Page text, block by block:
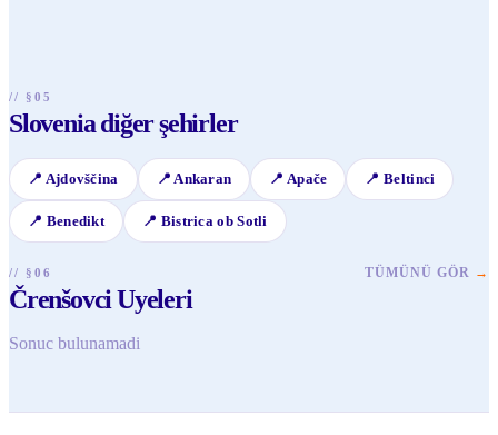
// §05
Slovenia diğer şehirler
📍 Ajdovščina 📍 Ankaran 📍 Apače 📍Beltinci
📍 Benedikt 📍 Bistrica ob Sotli
// §06
Črenšovci Uyeleri
TÜMÜNÜ GÖR →
Sonuc bulunamadi